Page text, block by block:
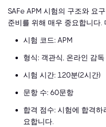
SAFe APM 시험의 구조와 요
준비를 위해 매우 중요합니다.
시험 코드: APM
형식: 객관식, 온라인 감독
시험 시간: 120분(2시간)
문항 수: 60문항
합격 점수: 시험에 합격
요합니다.